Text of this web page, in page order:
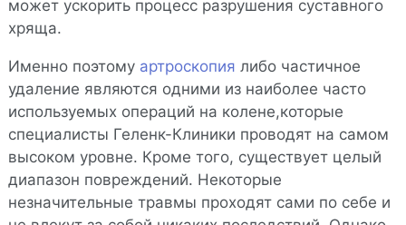
может ускорить процесс разрушения суставного
хряща.
Именно поэтому артроскопия либо частичное
удаление являются одними из наиболее часто
используемых операций на колене,которые
специалисты Геленк-Клиники проводят на самом
высоком уровне. Кроме того, существует целый
диапазон повреждений. Некоторые
незначительные травмы проходят сами по себе и